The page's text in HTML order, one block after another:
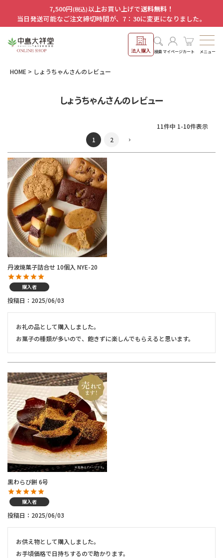
7,500円(税込)以上お買い上げで送料無料！
当日発送可能なご注文締切時間が、7：30に変更になりました。
法人購入 検索マイページカート メニュー
HOME しょうちゃんさんのレビュー
しょうちゃんさんのレビュー
11件中 1-10件表示
1
2
丹波焼菓子詰合せ 10個入 NYE-20
購入者
投稿日 2025/06/03
お礼の品として購入しました。
お菓子の種類が多いので、飽きずに楽しんでもらえると思います。
黒わらび餅 6号
購入者
投稿日 2025/06/03
お供え物として購入しました。
お手頃価格で日持ちするので助かります。